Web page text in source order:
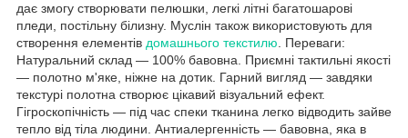
дає змогу створювати пелюшки, легкі літні багатошарові
пледи, постільну білизну. Муслін також використовують для
створення елементів домашнього текстилю. Переваги:
Натуральний склад — 100% бавовна. Приємні тактильні якості
— полотно м'яке, ніжне на дотик. Гарний вигляд — завдяки
текстурі полотна створює цікавий візуальний ефект.
Гігроскопічність — під час спеки тканина легко відводить зайве
тепло від тіла людини. Антиалергенність — бавовна, яка в